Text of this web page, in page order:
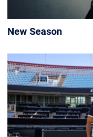
New Season